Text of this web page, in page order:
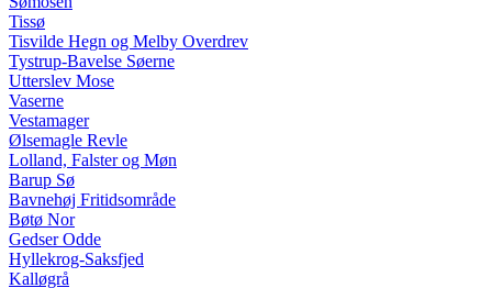
Tissø
Tisvilde Hegn og Melby Overdrev
Tystrup-Bavelse Søerne
Utterslev Mose
Vaserne
Vestamager
Ølsemagle Revle
Lolland, Falster og Møn
Barup Sø
Bavnehøj Fritidsområde
Bøtø Nor
Gedser Odde
Hyllekrog-Saksfjed
Kalløgrå